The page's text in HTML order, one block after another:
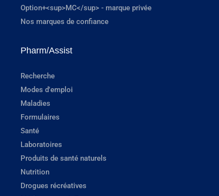
Option+<sup>MC</sup> - marque privée
Nos marques de confiance
Pharm/Assist
Recherche
Modes d'emploi
Maladies
Formulaires
Santé
Laboratoires
Produits de santé naturels
Nutrition
Drogues récréatives